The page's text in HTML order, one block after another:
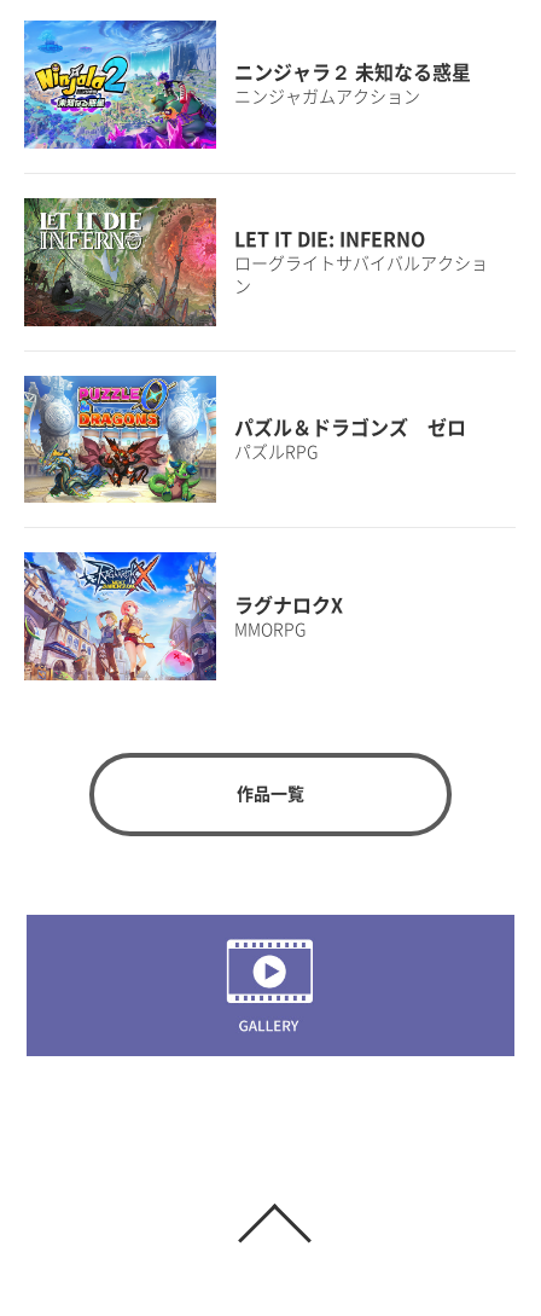
ニンジャラ２ 未知なる惑星
ニンジャガムアクション
LET IT DIE: INFERNO
ローグライトサバイバルアクショ
ン
パズル＆ドラゴンズ ゼロ
パズルRPG
ラグナロクX
MMORPG
作品一覧